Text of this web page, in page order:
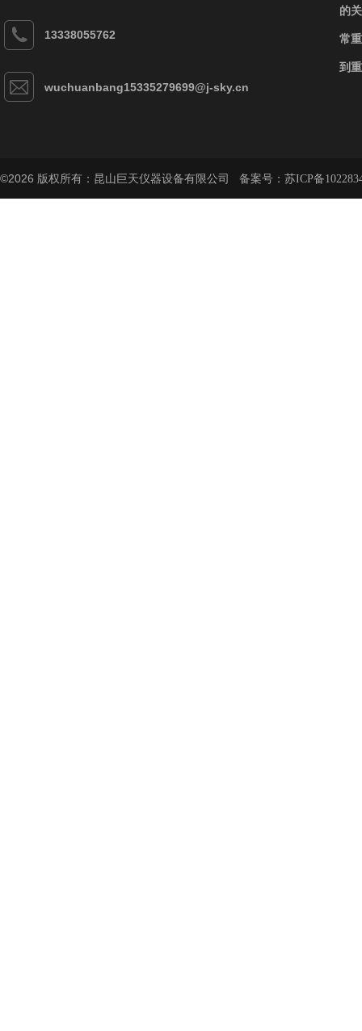
13338055762
wuchuanbang15335279699@j-sky.cn
的
常
到
©2026 版权所有：昆山巨天仪器设备有限公司 备案号： 苏ICP备